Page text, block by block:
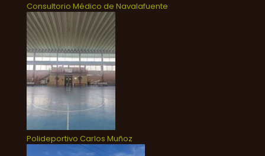
Consultorio Médico de Navalafuente
Polideportivo Carlos Muñoz